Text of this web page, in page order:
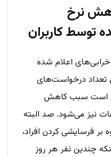
نرخ
توسط کاربران
اعلام شده
تعداد درخواست‌های
است سبب کاهش
نیز می‌شود. صد البته‌
بر فرسایشی کردن افراد،
چندین نفر هر روز